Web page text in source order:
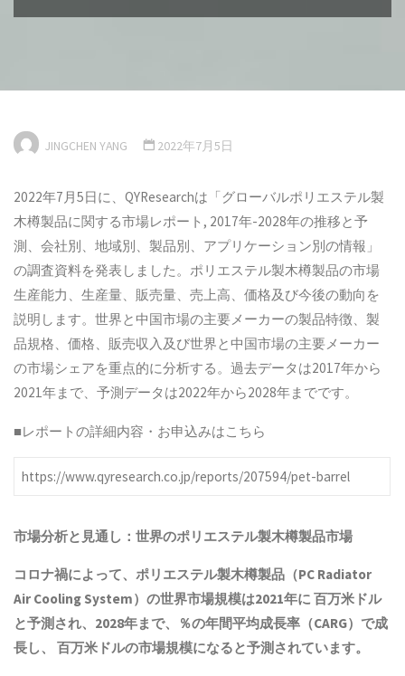
JINGCHEN YANG 2022年7月5日
2022年7月5日に、QYResearchは「グローバルポリエステル製
木樽製品に関する市場レポート, 2017年-2028年の推移と予
測、会社別、地域別、製品別、アプリケーション別の情報」
の調査資料を発表しました。ポリエステル製木樽製品の市場
生産能力、生産量、販売量、売上高、価格及び今後の動向を
説明します。世界と中国市場の主要メーカーの製品特徴、製
品規格、価格、販売収入及び世界と中国市場の主要メーカー
の市場シェアを重点的に分析する。過去データは2017年から
2021年まで、予測データは2022年から2028年までです。
■レポートの詳細内容・お申込みはこちら
https://www.qyresearch.co.jp/reports/207594/pet-barrel
市場分析と見通し：世界のポリエステル製木樽製品市場
コロナ禍によって、ポリエステル製木樽製品 （PC Radiator
Air Cooling System）の世界市場規模は2021年に 百万米ドル
と予測され、2028年まで、％の年間平均成長率（CARG）で成
長し、 百万米ドルの市場規模になると予測されています。